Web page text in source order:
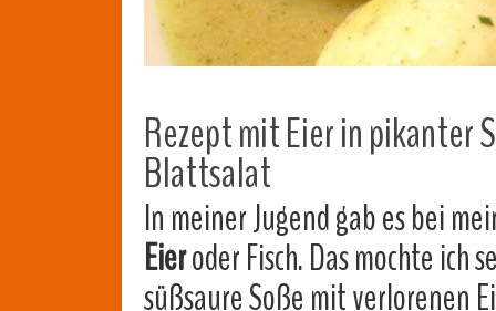
Rezept mit Eier in pikanter
Blattsalat
In meiner Jugend gab es bei
Eieroder Fisch. Das mochte ich
süßsaure Soße mit verlorenen